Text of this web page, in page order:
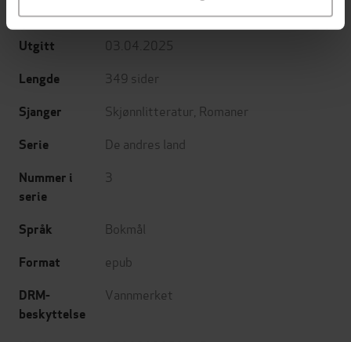
Forlag Cappelen Damm
Utgitt 03.04.2025
Lengde 349 sider
Sjanger Skjønnlitteratur Romaner
Serie De andres land
Nummer i
serie
3
Språk Bokmål
Format epub
DRM-
beskyttelse
Vannmerket